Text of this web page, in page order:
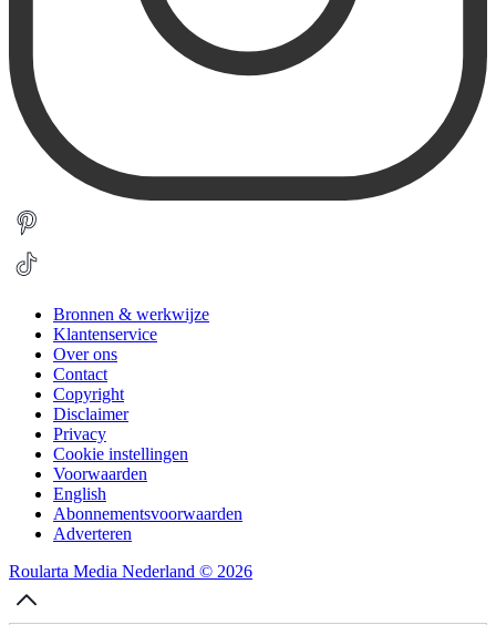
Bronnen & werkwijze
Klantenservice
Over ons
Contact
Copyright
Disclaimer
Privacy
Cookie instellingen
Voorwaarden
English
Abonnementsvoorwaarden
Adverteren
Roularta Media Nederland © 2026